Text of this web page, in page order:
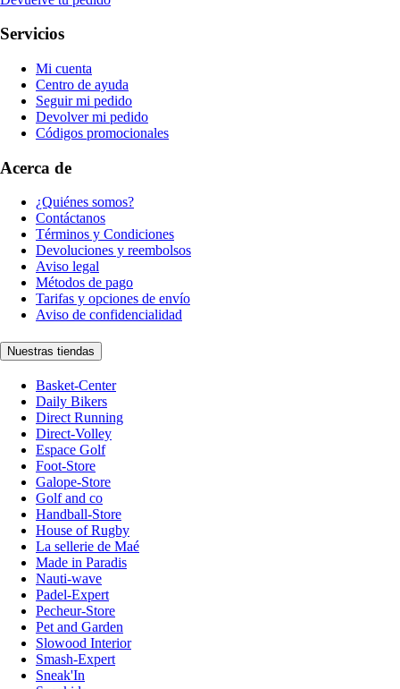
Servicios
Mi cuenta
Centro de ayuda
Seguir mi pedido
Devolver mi pedido
Códigos promocionales
Acerca de
¿Quiénes somos?
Contáctanos
Términos y Condiciones
Devoluciones y reembolsos
Aviso legal
Métodos de pago
Tarifas y opciones de envío
Aviso de confidencialidad
Nuestras tiendas
Basket-Center
Daily Bikers
Direct Running
Direct-Volley
Espace Golf
Foot-Store
Galope-Store
Golf and co
Handball-Store
House of Rugby
La sellerie de Maé
Made in Paradis
Nauti-wave
Padel-Expert
Pecheur-Store
Pet and Garden
Slowood Interior
Smash-Expert
Sneak'In